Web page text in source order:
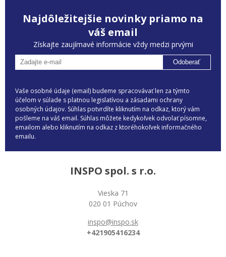
Najdôležitejšie novinky priamo na
váš email
Získajte zaujímavé informácie vždy medzi prvými
Odoberať
Vaše osobné údaje (email) budeme spracovávať len za týmto
účelom v súlade s platnou legislatívou a zásadami ochrany
osobných údajov. Súhlas potvrdíte kliknutím na odkaz, ktorý vám
pošleme na váš email. Súhlas môžete kedykoľvek odvolať písomne,
emailom alebo kliknutím na odkaz z ktoréhokoľvek informačného
emailu.
INSPO spol. s r.o.
Vieska 71
020 01 Púchov
inspo@inspo.sk
+421905416234